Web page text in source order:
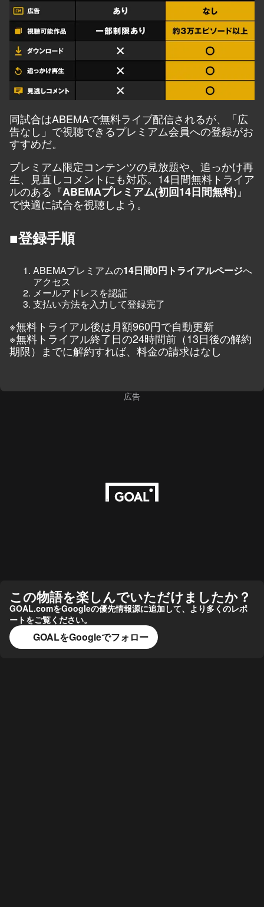
同試合はABEMAで無料ライブ配信されるが、「広
告なし」で視聴できるプレミアム会員への登録がお
すすめだ。
プレミアム限定コンテンツの見放題や、追っかけ再
生、見直しコメントにも対応。14日間無料トライア
ルのある『ABEMAプレミアム(初回14日間無料) 』
で快適に試合を視聴しよう。
■登録手順
ABEMAプレミアムの14日間0円トライアルページへ
アクセス
メールアドレスを認証
支払い方法を入力して登録完了
※無料トライアル後は月額960円で自動更新
※無料トライアル終了日の24時間前（13日後の解約
期限）までに解約すれば、料金の請求はなし
広告
この物語を楽しんでいただけましたか？
GOAL.comをGoogleの優先情報源に追加して、より多くのレポ
ートをご覧ください。
GOALをGoogleでフォロー